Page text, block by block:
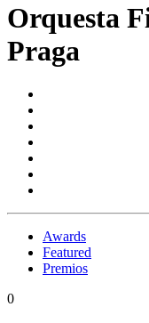
Orquesta
Praga
Awards
Featured
Premios
0